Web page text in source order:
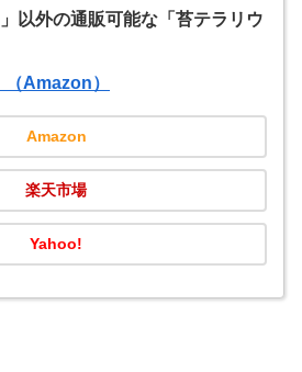
以外の通販可能な「苔テラリウ
（Amazon）
Amazon
楽天市場
Yahoo!